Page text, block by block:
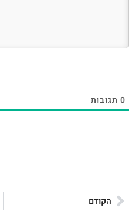
0 תגובות
הקודם